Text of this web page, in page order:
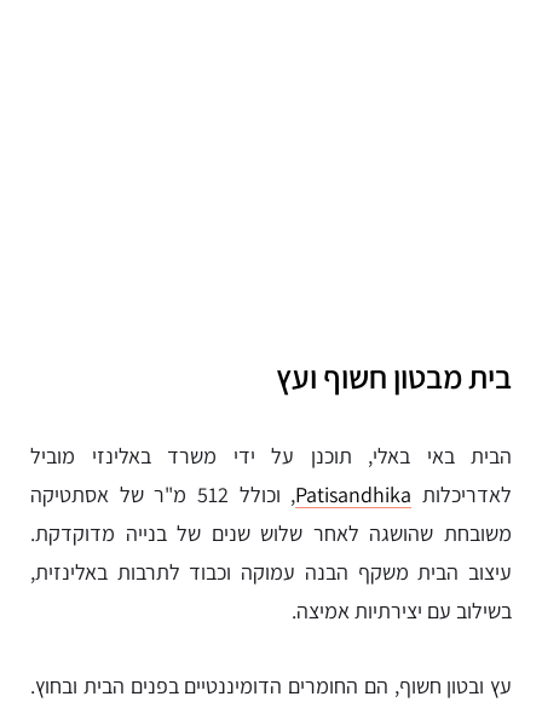
בית מבטון חשוף ועץ
הבית באי באלי, תוכנן על ידי משרד באלינזי מוביל
לאדריכלות Patisandhika
, וכולל 512 מ"ר של אסתטיקה
משובחת שהושגה לאחר שלוש שנים של בנייה מדוקדקת.
עיצוב הבית משקף הבנה עמוקה וכבוד לתרבות באלינזית,
בשילוב עם יצירתיות אמיצה.
עץ ובטון חשוף, הם החומרים הדומיננטיים בפנים הבית ובחוץ.